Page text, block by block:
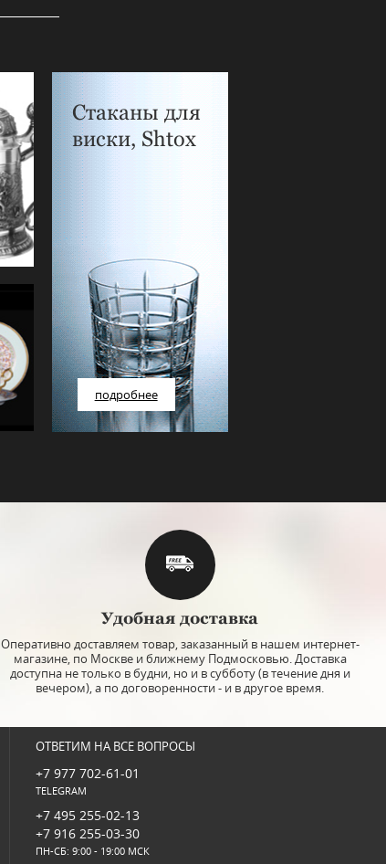
Стаканы для
виски, Shtox
подробнее
Удобная доставка
Оперативно доставляем товар, заказанный в нашем интернет-
магазине, по Москве и ближнему Подмосковью. Доставка
доступна не только в будни, но и в субботу (в течение дня и
вечером), а по договоренности - и в другое время.
ОТВЕТИМ НА ВСЕ ВОПРОСЫ
+7 977 702-61-01
TELEGRAM
+7 495 255-02-13
+7 916 255-03-30
ПН-СБ: 9:00 - 19:00 МСК